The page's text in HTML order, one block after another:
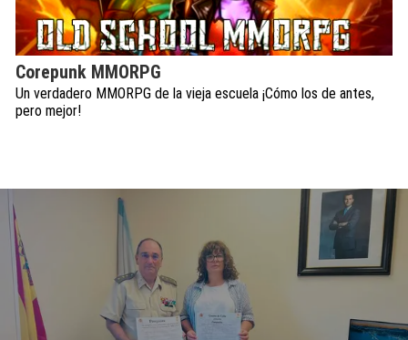
Corepunk MMORPG
Un verdadero MMORPG de la vieja escuela ¡Cómo los de antes,
pero mejor!